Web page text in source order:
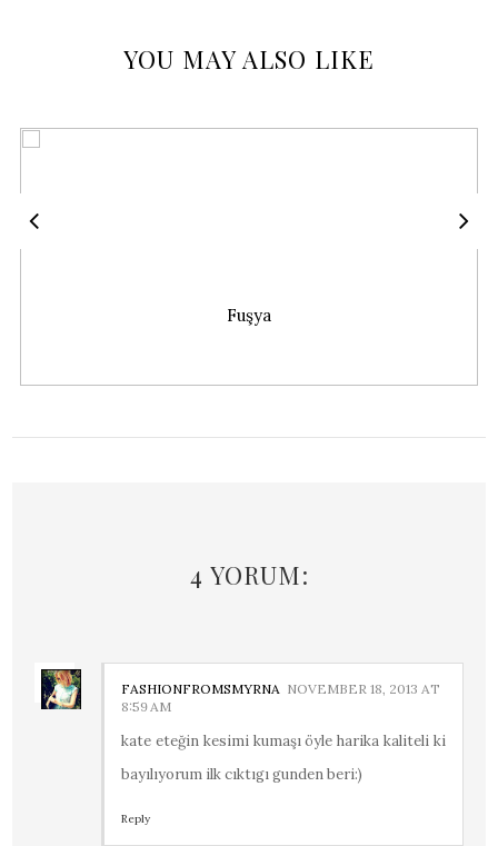
YOU MAY ALSO LIKE
Fuşya
4 YORUM:
FASHIONFROMSMYRNA NOVEMBER 18, 2013 AT
8:59 AM
kate eteğin kesimi kumaşı öyle harika kaliteli ki
bayılıyorum ilk cıktıgı gunden beri:)
Reply